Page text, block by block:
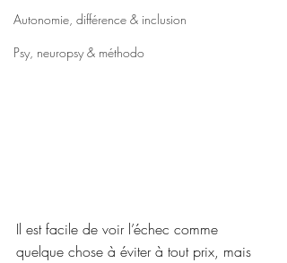
Autonomie, différence & inclusion
Psy, neuropsy & méthodo
Il est facile de voir l’échec comme
quelque chose à éviter à tout prix, mais